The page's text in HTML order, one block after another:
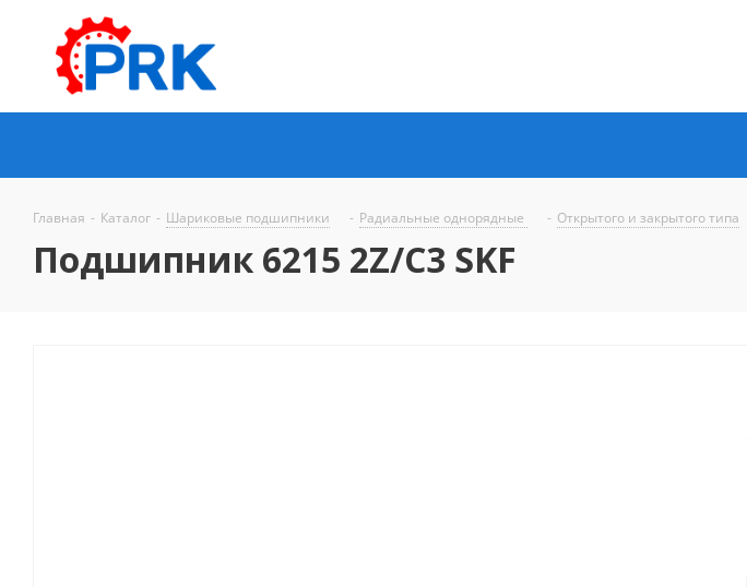
Главная - Каталог - Шариковые подшипники - Радиальные однорядные - Открытого и закрытого типа
Подшипник 6215 2Z/C3 SKF